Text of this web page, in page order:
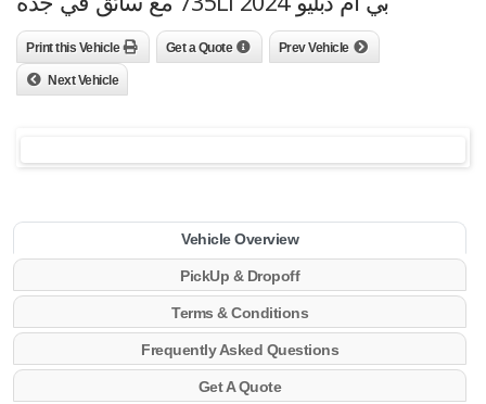
Prev Vehicle
Get a Quote
Print this Vehicle
Next Vehicle
Vehicle Overview
PickUp & Dropoff
Terms & Conditions
Frequently Asked Questions
Get A Quote